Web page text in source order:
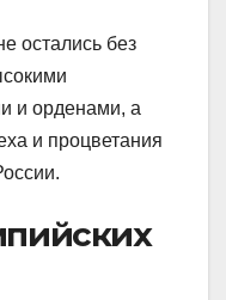
остались без
и орденами, а
и процветания